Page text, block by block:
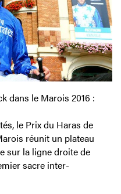
dans le Marois 2016 :
le Prix du Haras de
réunit un plateau
sur la ligne droite de
sacre inter-